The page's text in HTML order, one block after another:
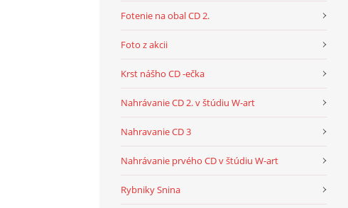
Fotenie na obal CD 2.
Foto z akcii
Krst nášho CD -ečka
Nahrávanie CD 2. v štúdiu W-art
Nahravanie CD 3
Nahrávanie prvého CD v štúdiu W-art
Rybniky Snina